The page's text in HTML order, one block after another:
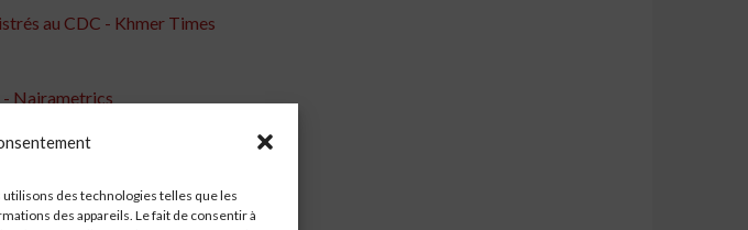
des technologies telles que les
des appareils. Le fait de consentir à
au CDC - Khmer Times
- Nairametrics
à Luanda
- Nikkei Asia